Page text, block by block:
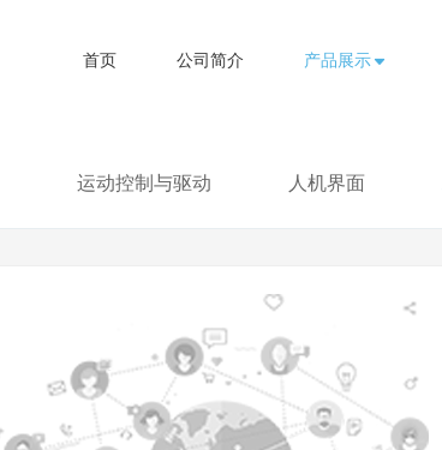
首页 公司简介 产品展示
运动控制与驱动 人机界面